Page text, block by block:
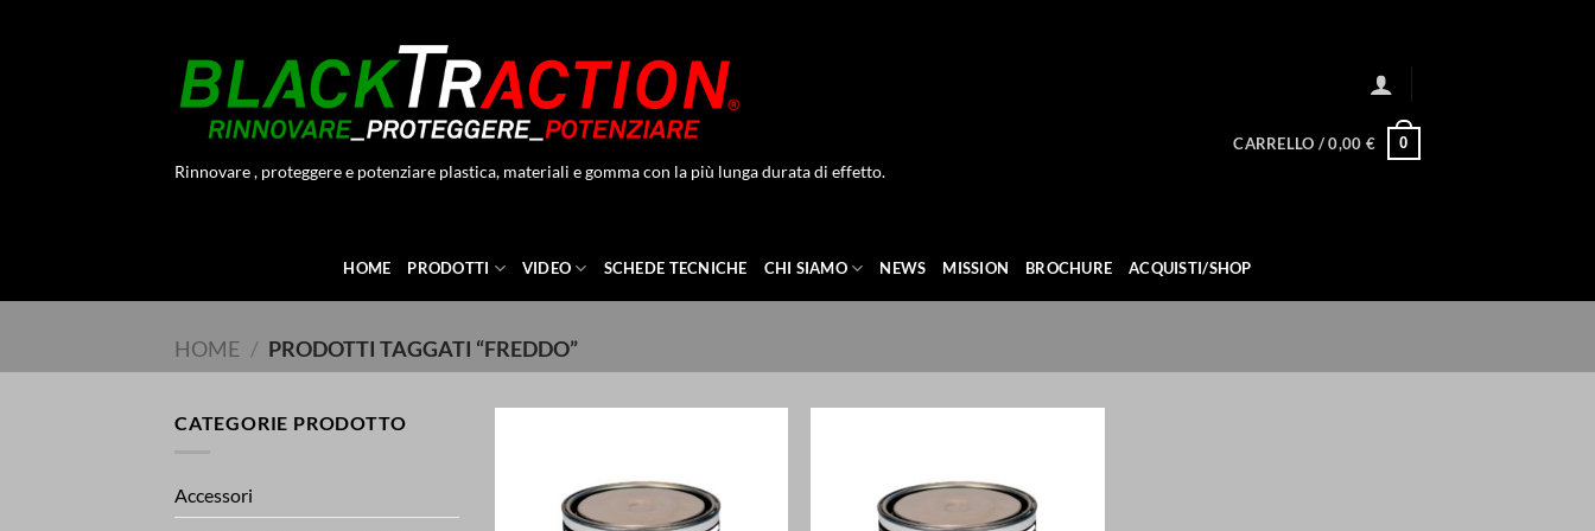
Rinnovare , proteggere e potenziare plastica, materiali e gomma con la più lunga durata di effetto.
CARRELLO /0,00 € 0
HOME PRODOTTI VIDEO SCHEDE TECNICHE CHI SIAMO NEWS MISSION BROCHURE ACQUISTI/SHOP
HOME / PRODOTTI TAGGATI “FREDDO”
CATEGORIE PRODOTTO
Accessori